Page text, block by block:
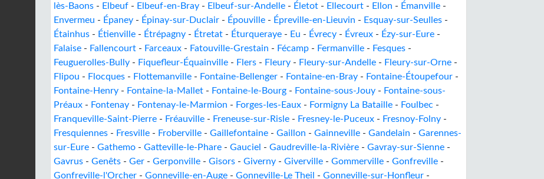
lès-Baons - Elbeuf - Elbeuf-en-Bray - Elbeuf-sur-Andelle - Életot - Ellecourt - Ellon - Émanville -
Envermeu - Épaney - Épinay-sur-Duclair - Épouville - Épreville-en-Lieuvin - Esquay-sur-Seulles -
Étainhus - Étienville - Étrépagny - Étretat - Éturqueraye - Eu - Évrecy - Évreux - Ézy-sur-Eure -
Falaise - Fallencourt - Farceaux - Fatouville-Grestain - Fécamp - Fermanville - Fesques -
Feuguerolles-Bully - Fiquefleur-Équainville - Flers - Fleury - Fleury-sur-Andelle - Fleury-sur-Orne -
Flipou - Flocques - Flottemanville - Fontaine-Bellenger - Fontaine-en-Bray - Fontaine-Étoupefour -
Fontaine-Henry - Fontaine-la-Mallet - Fontaine-le-Bourg - Fontaine-sous-Jouy - Fontaine-sous-
Préaux - Fontenay - Fontenay-le-Marmion - Forges-les-Eaux - Formigny La Bataille - Foulbec -
Franqueville-Saint-Pierre - Fréauville - Freneuse-sur-Risle - Fresney-le-Puceux - Fresnoy-Folny -
Fresquiennes - Fresville - Froberville - Gaillefontaine - Gaillon - Gainneville - Gandelain - Garennes-
sur-Eure - Gathemo - Gatteville-le-Phare - Gauciel - Gaudreville-la-Rivière - Gavray-sur-Sienne -
Gavrus - Genêts - Ger - Gerponville - Gisors - Giverny - Giverville - Gommerville - Gonfreville -
Gonfreville-l'Orcher - Gonneville-en-Auge - Gonneville-Le Theil - Gonneville-sur-Honfleur -